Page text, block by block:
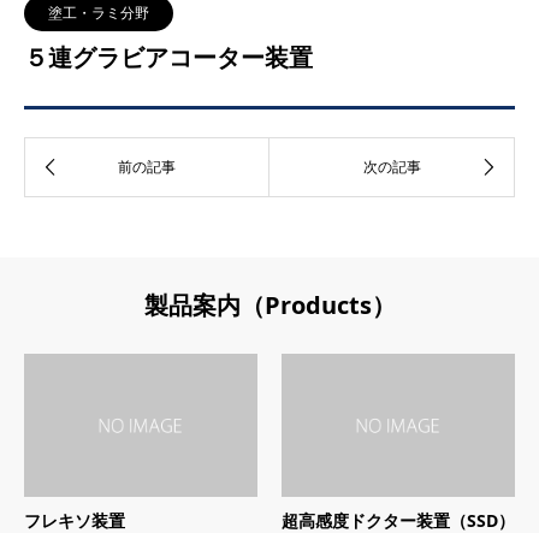
塗工・ラミ分野
５連グラビアコーター装置
製品案内（Products）
フレキソ装置 超高感度ドクター装置（SSD）